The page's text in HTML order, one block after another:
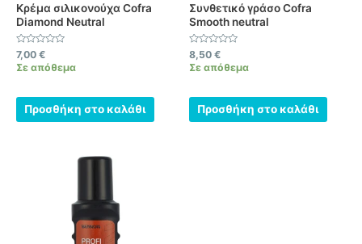
Κρέμα σιλικονούχα Cofra
Diamond Neutral
Βαθμολογήθηκε
με
0
7,00 €
Σε απόθεμα
Προσθήκη στο καλάθι
Συνθετικό γράσο Cofra
Smooth neutral
Βαθμολογήθηκε
με
0
8,50 €
Σε απόθεμα
Προσθήκη στο καλάθι